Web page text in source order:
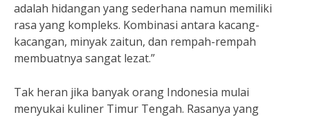
adalah hidangan yang sederhana namun memiliki
rasa yang kompleks. Kombinasi antara kacang-
kacangan, minyak zaitun, dan rempah-rempah
membuatnya sangat lezat.”
Tak heran jika banyak orang Indonesia mulai
menyukai kuliner Timur Tengah. Rasanya yang